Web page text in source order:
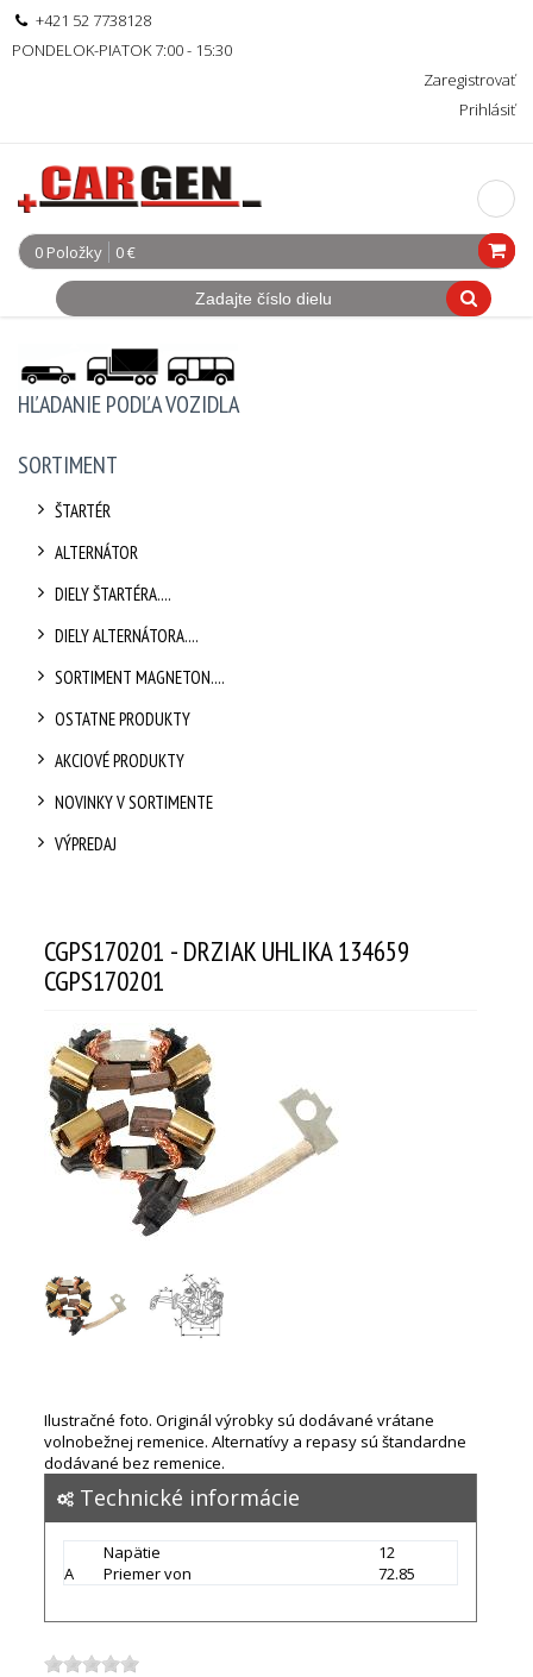
+421 52 7738128
PONDELOK-PIATOK 7:00 - 15:30
Zaregistrovať
Prihlásiť
0 Položky 0 €
HĽADANIE PODĽA VOZIDLA
SORTIMENT
ŠTARTÉR
ALTERNÁTOR
DIELY ŠTARTÉRA....
DIELY ALTERNÁTORA....
SORTIMENT MAGNETON....
OSTATNE PRODUKTY
AKCIOVÉ PRODUKTY
NOVINKY V SORTIMENTE
VÝPREDAJ
CGPS170201 - DRZIAK UHLIKA 134659
CGPS170201
Ilustračné foto. Originál výrobky sú dodávané vrátane
volnobežnej remenice. Alternatívy a repasy sú štandardne
dodávané bez remenice.
Technické informácie
Napätie
12
A
Priemer von 72.85